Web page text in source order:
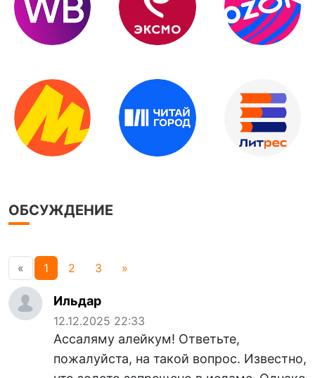
ОБСУЖДЕНИЕ
« 1 2 3 »
Ильдар
12.12.2025 22:33
Ассаляму алейкум! Ответьте,
пожалуйста, на такой вопрос. Известно,